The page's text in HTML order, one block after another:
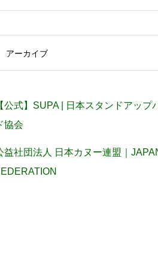
アーカイブ
公式】SUPA | 日本スタンドアップ
協会
益社団法人 日本カヌー連盟｜